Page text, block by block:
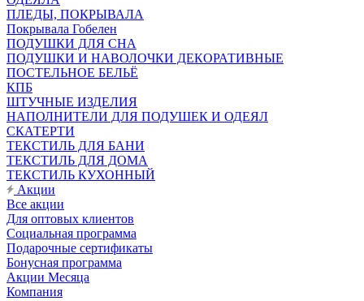
ПЛЕДЫ, ПОКРЫВАЛА
Покрывала Гобелен
ПОДУШКИ ДЛЯ СНА
ПОДУШКИ И НАВОЛОЧКИ ДЕКОРАТИВНЫЕ
ПОСТЕЛЬНОЕ БЕЛЬЁ
КПБ
ШТУЧНЫЕ ИЗДЕЛИЯ
НАПОЛНИТЕЛИ ДЛЯ ПОДУШЕК И ОДЕЯЛ
СКАТЕРТИ
ТЕКСТИЛЬ ДЛЯ БАНИ
ТЕКСТИЛЬ ДЛЯ ДОМА
ТЕКСТИЛЬ КУХОННЫЙ
Акции
Все акции
Для оптовых клиентов
Социальная программа
Подарочные сертификаты
Бонусная программа
Акции Месяца
Компания